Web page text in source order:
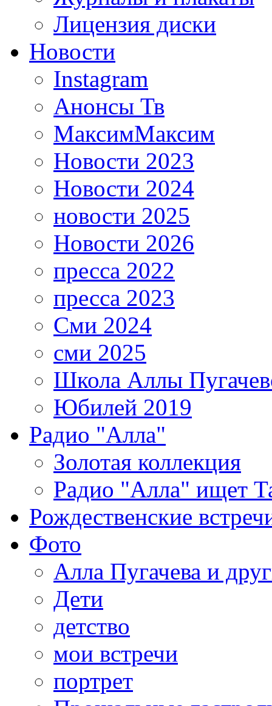
Лицензия диски
Новости
Instagram
Анонсы Тв
МаксимМаксим
Новости 2023
Новости 2024
новости 2025
Новости 2026
пресса 2022
пресса 2023
Сми 2024
сми 2025
Школа Аллы
Юбилей 2019
Радио "Алла"
Золотая коллекция
Радио "Алла" ищет
Рождественские
Фото
Алла Пугачева и
Дети
детство
мои встречи
портрет